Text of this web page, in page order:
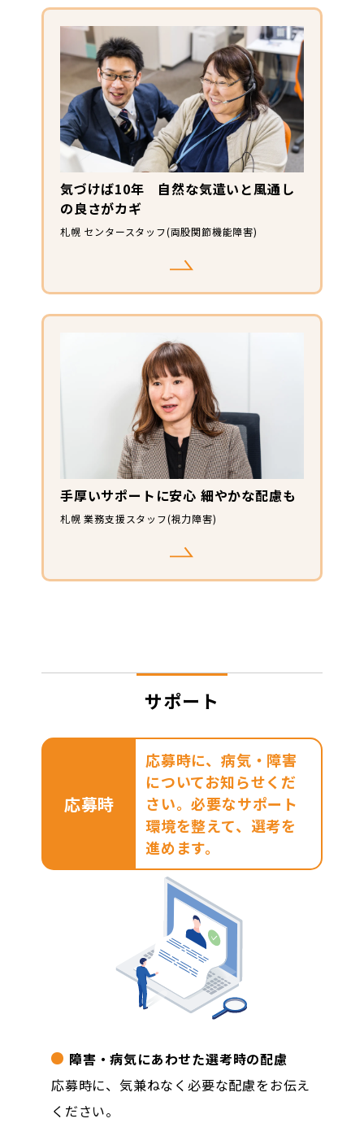
気づけば10年 自然な気遣いと風通し
の良さがカギ
札幌 センタースタッフ(両股関節機能障害)
手厚いサポートに安心 細やかな配慮も
札幌 業務支援スタッフ(視力障害)
サポート
応募時
応募時に、病気・障害
についてお知らせくだ
さい。必要なサポート
環境を整えて、選考を
進めます。
障害・病気にあわせた選考時の配慮
応募時に、気兼ねなく必要な配慮をお伝え
ください。